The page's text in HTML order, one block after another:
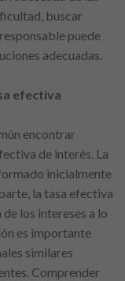
buscar
puede
adecuadas.
efectiva
encontrar
de interés. La
inicialmente
la tasa efectiva
los intereses a lo
es importante
similares
Comprender